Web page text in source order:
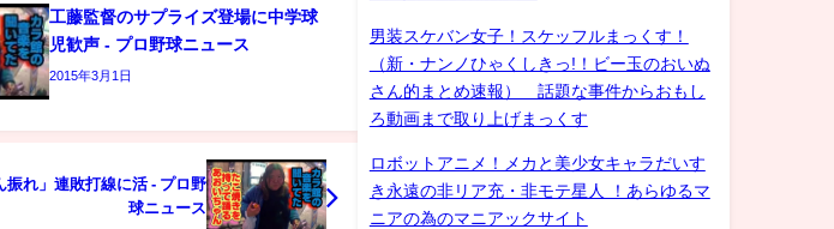
工藤監督のサプライズ登場に中学球
児歓声 - プロ野球ニュース
2015年3月1日
振れ」連敗打線に活 - プロ野
球ニュース
男装スケバン女子！スケッフルまっくす！
（新・ナンノひゃくしきっ!！ビー玉のおいぬ
さん的まとめ速報） 話題な事件からおもし
ろ動画まで取り上げまっくす
ロボットアニメ！メカと美少女キャラだいす
き永遠の非リア充・非モテ星人 ！あらゆるマ
ニアの為のマニアックサイト